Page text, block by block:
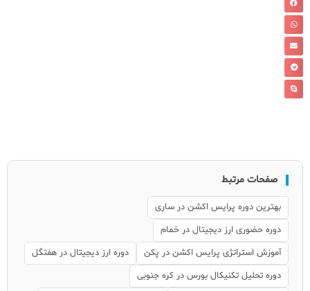
صفحات مرتبط
بهترین دوره پرایس اکشن در ساری
دوره حضوری ارز دیجیتال در خمام
آموزش استراتژی پرایس اکشن در پکن
دوره ارز دیجیتال در هفتگل
دوره تحلیل تکنیکال بورس در کره جنوبی